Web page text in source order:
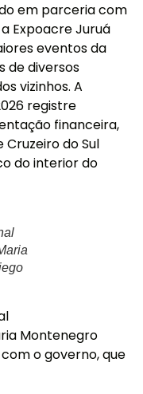
em parceria com
Expoacre Juruá
eventos da
de diversos
vizinhos. A
registre
financeira,
do Sul
do interior do
Montenegro
o governo, que